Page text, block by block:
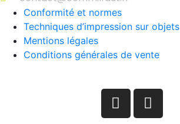
Conformité et normes
Techniques d’impression sur
Mentions légales
Conditions générales de vente